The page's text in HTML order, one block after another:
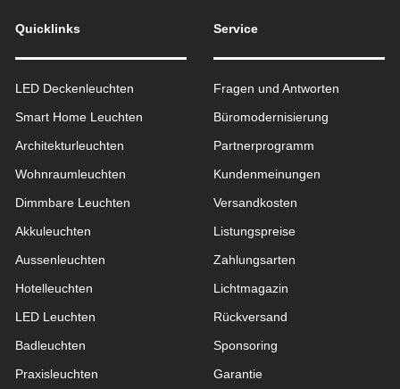
Quicklinks
LED Deckenleuchten
Smart Home Leuchten
Architekturleuchten
Wohnraum­leuchten
Dimmbare Leuchten
Akkuleuchten
Aussen­leuchten
Hotelleuchten
LED Leuchten
Badleuchten
Praxisleuchten
Service
Fragen und Antworten
Büromodernisierung
Partnerprogramm
Kundenmeinungen
Versandkosten
Listungspreise
Zahlungsarten
Lichtmagazin
Rückversand
Sponsoring
Garantie